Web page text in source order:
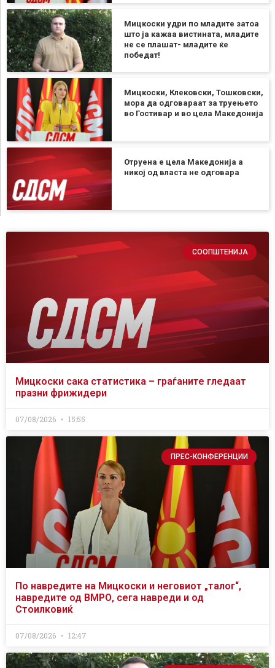
Мицкоски удри по младите затоа
што ја кажаа вистината, младите
не се плашат- младите ќе
победат!
Мицкоски, Клековски, Тошковски,
мора да одговараат за труењето
во Гостивар и во цела Македонија
Отруена е цела Македонија а
никој од власта не одговара
СООПШТЕНИЈА
Мицкоски сака статистика – граѓаните гледаат
празни фрижидери
07/08/2026 15:55
ПРЕС-КОНФЕРЕНЦИИ
По навредите на Мицкоски и неговиот „талог“,
навредите од ВМРО, сега навреди и од
Стоилковиќ
07/08/2026 12:47